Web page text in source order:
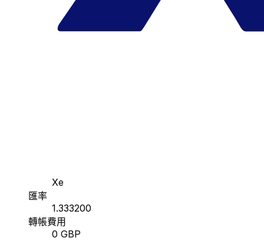
Xe
匯率
1.333200
轉帳費用
0 GBP